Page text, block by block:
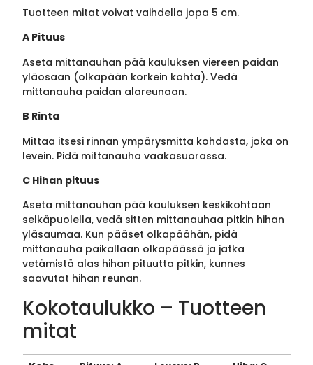
Tuotteen mitat voivat vaihdella jopa 5 cm.
A Pituus
Aseta mittanauhan pää kauluksen viereen paidan
yläosaan (olkapään korkein kohta). Vedä
mittanauha paidan alareunaan.
B Rinta
Mittaa itsesi rinnan ympärysmitta kohdasta, joka on
levein. Pidä mittanauha vaakasuorassa.
C Hihan pituus
Aseta mittanauhan pää kauluksen keskikohtaan
selkäpuolella, vedä sitten mittanauhaa pitkin hihan
yläsaumaa. Kun pääset olkapäähän, pidä
mittanauha paikallaan olkapäässä ja jatka
vetämistä alas hihan pituutta pitkin, kunnes
saavutat hihan reunan.
Kokotaulukko – Tuotteen
mitat